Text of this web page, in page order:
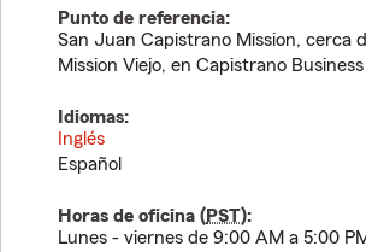
Punto de referencia:
San Juan Capistrano Mission, cerca
Mission Viejo, en Capistrano
Idiomas:
Inglés
Español
Horas de oficina (PST):
Lunes - viernes de 9:00 AM a 5:00